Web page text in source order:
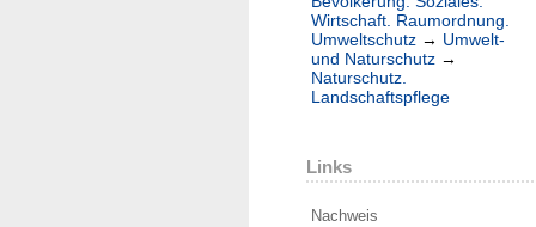
Wirtschaft. Raumordnung.
Umweltschutz → Umwelt-
und Naturschutz →
Naturschutz.
Landschaftspflege
Links
Nachweis